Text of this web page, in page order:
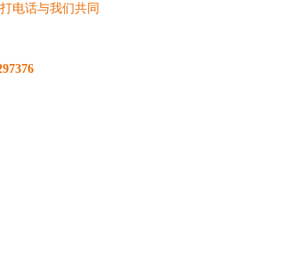
电话与我们共同